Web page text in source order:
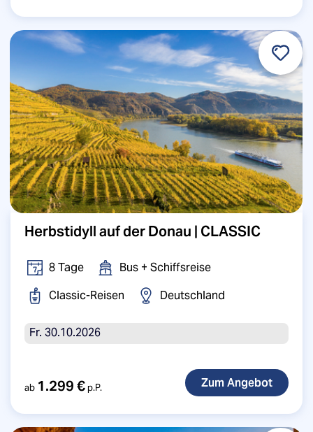
Herbstidyll auf der Donau | CLASSIC
8 Tage
Bus + Schiffsreise
Classic-Reisen
Deutschland
Fr. 30.10.2026
ab 1.299 €p.P.